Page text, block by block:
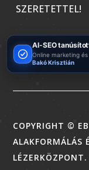
SZERETETTEL!
AI-SEO
Online marketing
Bakó Krisztián
COPYRIGHT ©
ALAKFORMÁLÁS
LÉZERKÖZPONT.